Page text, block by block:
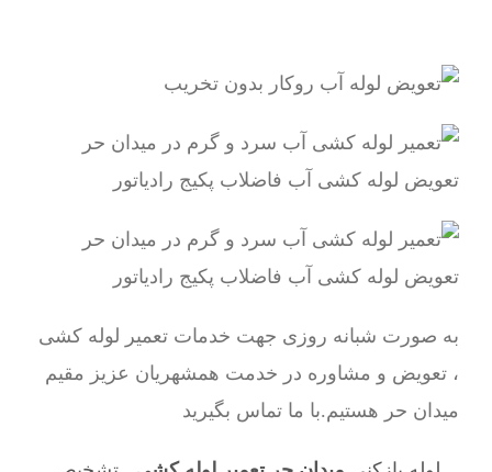
به صورت شبانه روزی جهت خدمات تعمیر لوله کشی
، تعویض و مشاوره در خدمت همشهریان عزیز مقیم
میدان حر هستیم.با ما تماس بگیرید